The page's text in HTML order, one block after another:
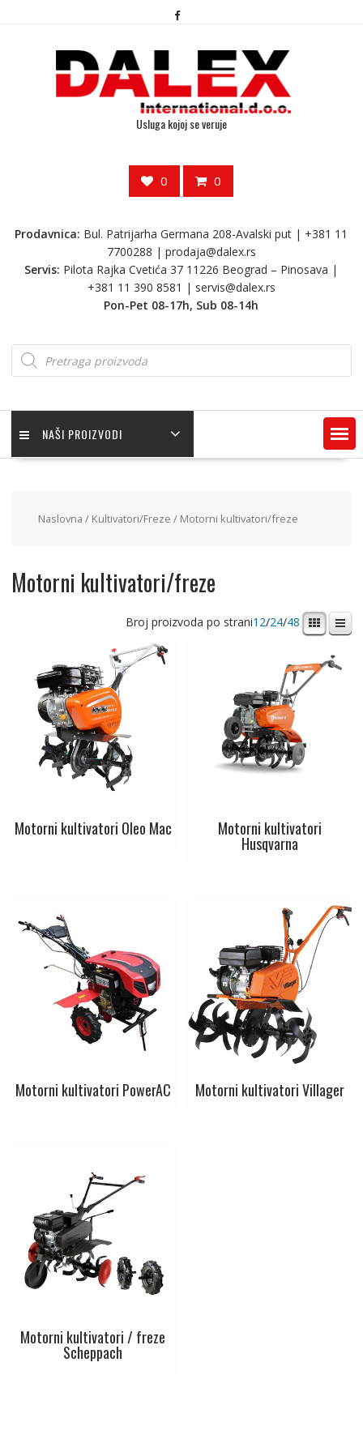
Usluga kojoj se veruje
0 0
Prodavnica: Bul. Patrijarha Germana 208-Avalski put | +381 11
7700288 | prodaja@dalex.rs
Servis: Pilota Rajka Cvetića 37 11226 Beograd – Pinosava |
+381 11 390 8581 | servis@dalex.rs
Pon-Pet 08-17h, Sub 08-14h
NAŠI PROIZVODI
Naslovna / Kultivatori/Freze / Motorni kultivatori/freze
Motorni kultivatori/freze
Broj proizvoda po strani12/24/48
Motorni kultivatori Oleo Mac Motorni kultivatori
Husqvarna
Motorni kultivatori PowerAC Motorni kultivatori Villager
Motorni kultivatori / freze
Scheppach